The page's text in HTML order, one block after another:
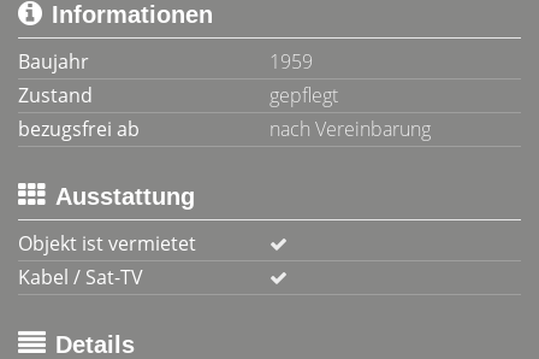
Informationen
Baujahr
1959
Zustand
gepflegt
bezugsfrei ab
nach Vereinbarung
Ausstattung
Objekt ist vermietet
Kabel / Sat-TV
Details